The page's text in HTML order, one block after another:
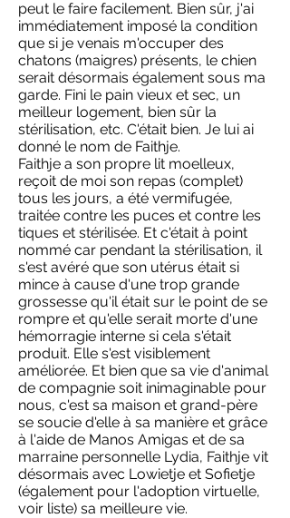
peut le faire facilement. Bien sûr, j'ai
immédiatement imposé la condition
que si je venais m'occuper des
chatons (maigres) présents, le chien
serait désormais également sous ma
garde. Fini le pain vieux et sec, un
meilleur logement, bien sûr la
stérilisation, etc. C'était bien. Je lui ai
donné le nom de Faithje.
Faithje a son propre lit moelleux,
reçoit de moi son repas (complet)
tous les jours, a été vermifugée,
traitée contre les puces et contre les
tiques et stérilisée. Et c'était à point
nommé car pendant la stérilisation, il
s'est avéré que son utérus était si
mince à cause d'une trop grande
grossesse qu'il était sur le point de se
rompre et qu'elle serait morte d'une
hémorragie interne si cela s'était
produit. Elle s'est visiblement
améliorée. Et bien que sa vie d'animal
de compagnie soit inimaginable pour
nous, c'est sa maison et grand-père
se soucie d'elle à sa manière et grâce
à l'aide de Manos Amigas et de sa
marraine personnelle Lydia, Faithje vit
désormais avec Lowietje et Sofietje
(également pour l'adoption virtuelle,
voir liste) sa meilleure vie.